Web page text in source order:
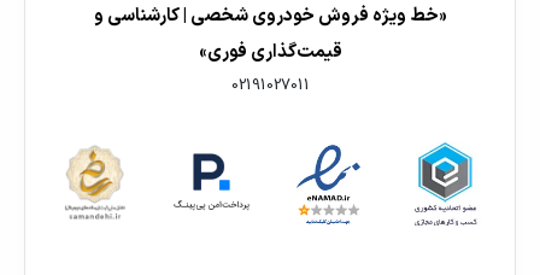
«خط ویژه فروش خودروی شخصی | کارشناسی و
قیمت‌گذاری فوری»
02191027011